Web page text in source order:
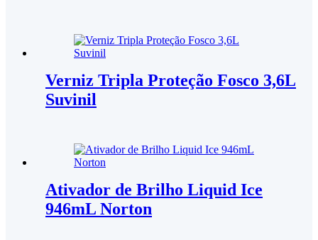
Verniz Tripla Proteção Fosco 3,6L
Suvinil
Ativador de Brilho Liquid Ice
946mL Norton